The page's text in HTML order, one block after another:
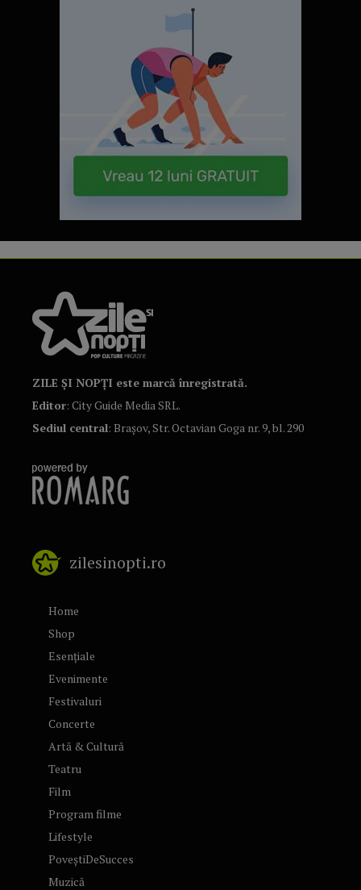
ZILE ȘI NOPȚI este marcă înregistrată.
Editor: City Guide Media SRL.
Sediul central: Brașov, Str. Octavian Goga nr. 9, bl. 290
zilesinopti.ro
Home
Shop
Esențiale
Evenimente
Festivaluri
Concerte
Artă & Cultură
Teatru
Film
Program filme
Lifestyle
PoveștiDeSucces
Muzică